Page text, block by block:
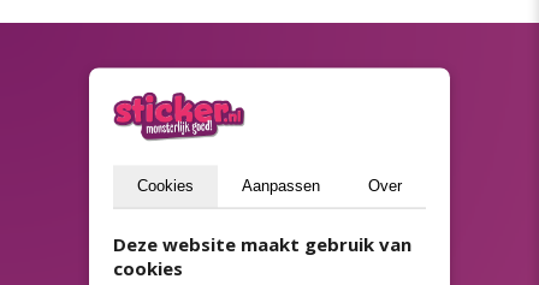
Blijf op de hoogte
(privacyverklaring)
ASSORTIMENT
Cookies Aanpassen Over
Deze website maakt gebruik van
cookies